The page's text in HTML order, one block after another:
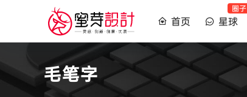
首页 星球
圈子
毛笔字